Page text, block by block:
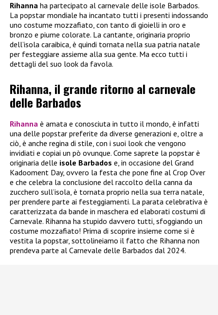
Rihanna ha partecipato al carnevale delle isole Barbados.
La popstar mondiale ha incantato tutti i presenti indossando
uno costume mozzafiato, con tanto di gioielli in oro e
bronzo e piume colorate. La cantante, originaria proprio
dell’isola caraibica, è quindi tornata nella sua patria natale
per festeggiare assieme alla sua gente. Ma ecco tutti i
dettagli del suo look da favola.
Rihanna, il grande ritorno al carnevale
delle Barbados
Rihanna è amata e conosciuta in tutto il mondo, è infatti
una delle popstar preferite da diverse generazioni e, oltre a
ciò, è anche regina di stile, con i suoi look che vengono
invidiati e copiai un pò ovunque. Come saprete la popstar è
originaria delle isole Barbados e, in occasione del Grand
Kadooment Day, ovvero la festa che pone fine al Crop Over
e che celebra la conclusione del raccolto della canna da
zucchero sull’isola, è tornata proprio nella sua terra natale,
per prendere parte ai festeggiamenti. La parata celebrativa è
caratterizzata da bande in maschera ed elaborati costumi di
Carnevale. Rihanna ha stupido davvero tutti, sfoggiando un
costume mozzafiato! Prima di scoprire insieme come si è
vestita la popstar, sottolineiamo il fatto che Rihanna non
prendeva parte al Carnevale delle Barbados dal 2024.